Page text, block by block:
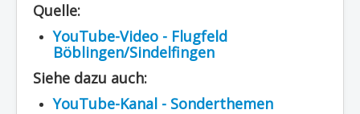
Quelle:
YouTube-Video - Flugfeld
Böblingen/Sindelfingen
Siehe dazu auch:
YouTube-Kanal - Sonderthemen